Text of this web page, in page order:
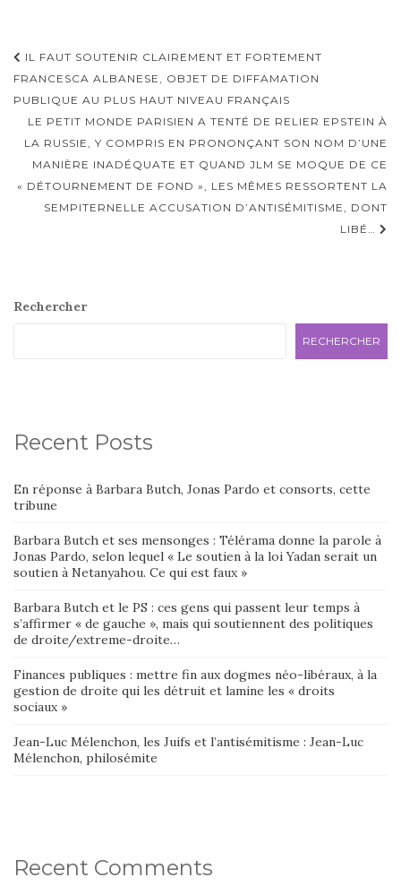
Navigation
d'article
IL FAUT SOUTENIR CLAIREMENT ET FORTEMENT
FRANCESCA ALBANESE, OBJET DE DIFFAMATION
PUBLIQUE AU PLUS HAUT NIVEAU FRANÇAIS
LE PETIT MONDE PARISIEN A TENTÉ DE RELIER EPSTEIN À
LA RUSSIE, Y COMPRIS EN PRONONÇANT SON NOM D’UNE
MANIÈRE INADÉQUATE ET QUAND JLM SE MOQUE DE CE
« DÉTOURNEMENT DE FOND », LES MÊMES RESSORTENT LA
SEMPITERNELLE ACCUSATION D’ANTISÉMITISME, DONT
LIBÉ…
Rechercher
RECHERCHER
Recent Posts
En réponse à Barbara Butch, Jonas Pardo et consorts, cette
tribune
Barbara Butch et ses mensonges : Télérama donne la parole à
Jonas Pardo, selon lequel « Le soutien à la loi Yadan serait un
soutien à Netanyahou. Ce qui est faux »
Barbara Butch et le PS : ces gens qui passent leur temps à
s’affirmer « de gauche », mais qui soutiennent des politiques
de droite/extreme-droite…
Finances publiques : mettre fin aux dogmes néo-libéraux, à la
gestion de droite qui les détruit et lamine les « droits
sociaux »
Jean-Luc Mélenchon, les Juifs et l’antisémitisme : Jean-Luc
Mélenchon, philosémite
Recent Comments